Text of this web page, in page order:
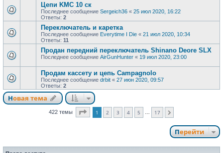
Цепи KMC 10 ск
Последнее сообщение Sergeich36 « 25 июл 2020, 16:22
Ответы: 2
Переключатель и каретка
Последнее сообщение Everytime I Die « 21 июл 2020, 10:34
Ответы: 11
Продан передний переключатель Shinano Deore SLX
Последнее сообщение AirGunHunter « 19 июл 2020, 23:00
Продам кассету и цепь Campagnolo
Последнее сообщение drbit « 27 июн 2020, 09:57
Ответы: 2
Новая тема
422 темы Страница из
1 2 3 4 5 17
Перейти